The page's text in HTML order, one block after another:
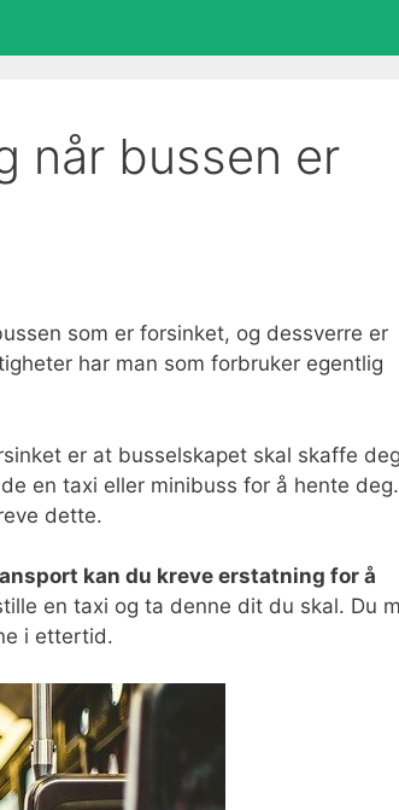
når bussen er
som er forsinket, og dessverre er
har man som forbruker egentlig
er at busselskapet skal skaffe
en taxi eller minibuss for å hente deg.
dette.
kan du kreve erstatning for å
en taxi og ta denne dit du skal. Du
i ettertid.